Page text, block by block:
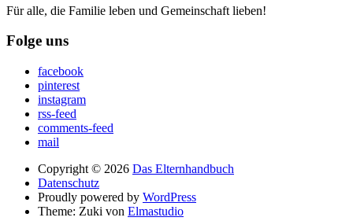
Für alle, die Familie leben und Gemeinschaft lieben!
Folge uns
facebook
pinterest
instagram
rss-feed
comments-feed
mail
Copyright © 2026 Das Elternhandbuch
Datenschutz
Proudly powered by WordPress
Theme: Zuki von Elmastudio